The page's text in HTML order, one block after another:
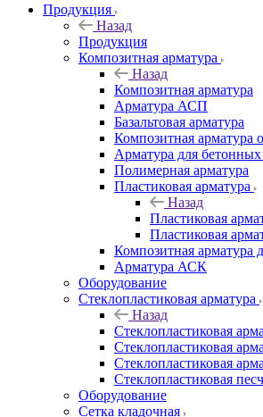
Продукция
Назад
Продукция
Композитная арматура
Назад
Композитная арматура
Арматура АСП
Базальтовая арматура
Композитная арматура
Арматура для
Полимерная арматура
Пластиковая арматура
Назад
Пластиковая
Пластиковая
Композитная арматура
Арматура АСК
Оборудование
Cтеклопластиковая арматура
Назад
Cтеклопластиковая
Стеклопластиковая
Стеклопластиковая
Стеклопластиковая
Оборудование
Сетка кладочная